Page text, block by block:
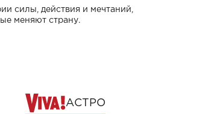
силы, действия и мечтаний,
меняют страну.
АСТРО